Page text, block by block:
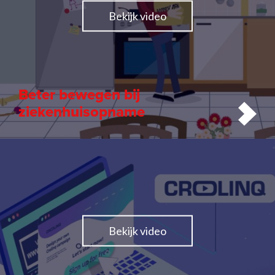
Kroese en Geraerts
Bekijk video
Beter bewegen bij
ziekenhuisopname
Bekijk video